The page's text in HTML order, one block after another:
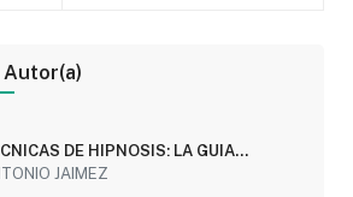
Autor(a)
DE HIPNOSIS: LA GUIA
PARA...
JAIMEZ